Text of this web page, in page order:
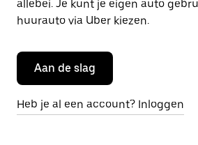
allebei. Je kunt je eigen auto
huurauto via Uber kiezen.
Aan de slag
Heb je al een account? Inloggen